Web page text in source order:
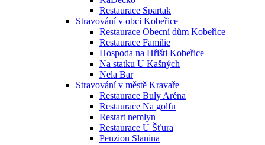
Restaurace Spartak
Stravování v obci Kobeřice
Restaurace Obecní dům Kobeřice
Restaurace Familie
Hospoda na Hřišti Kobeřice
Na statku U Kašných
Nela Bar
Stravování v městě Kravaře
Restaurace Buly Aréna
Restaurace Na golfu
Restart nemlyn
Restaurace U Šťura
Penzion Slanina